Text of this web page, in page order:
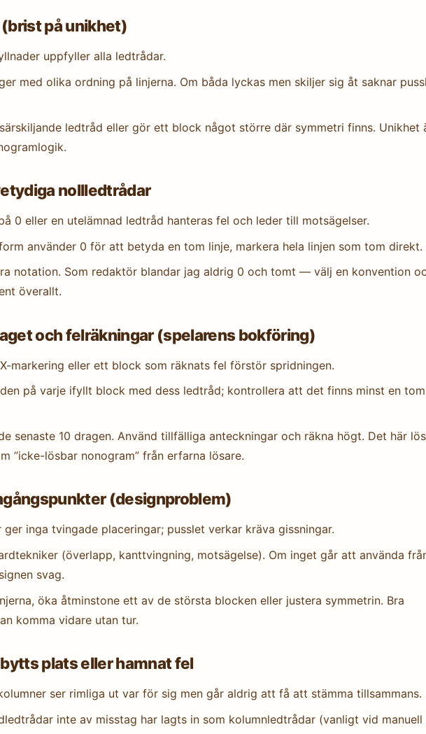
på unikhet)
uppfyller alla ledtrådar.
med olika ordning på linjerna. Om båda lyckas men skiljer sig åt saknar
ledtråd eller gör ett block något större där symmetri finns. Unikhet
nollledtrådar
0 eller en utelämnad ledtråd hanteras fel och leder till motsägelser.
använder 0 för att betyda en tom linje, markera hela linjen som tom direkt.
notation. Som redaktör blandar jag aldrig 0 och tomt — välj en konvention
överallt.
och felräkningar (spelarens bokföring)
markering eller ett block som räknats fel förstör spridningen.
på varje ifyllt block med dess ledtråd; kontrollera att det finns minst en tom
senaste 10 dragen. Använd tillfälliga anteckningar och räkna högt. Det här
”icke-lösbar nonogram” från erfarna lösare.
(designproblem)
ger inga tvingade placeringar; pusslet verkar kräva gissningar.
(överlapp, kanttvingning, motsägelse). Om inget går att använda
svag.
öka åtminstone ett av de största blocken eller justera symmetrin. Bra
komma vidare utan tur.
plats eller hamnat fel
ser rimliga ut var för sig men går aldrig att få att stämma tillsammans.
inte av misstag har lagts in som kolumnledtrådar (vanligt vid manuell